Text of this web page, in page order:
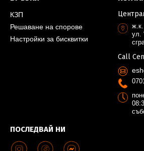
КЗП
Решаване на спорове
Настройки за бисквитки
ПОСЛЕДВАЙ НИ
ул.
Call